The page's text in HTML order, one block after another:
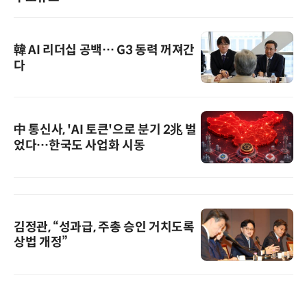
韓 AI 리더십 공백… G3 동력 꺼져간
다
中 통신사, 'AI 토큰'으로 분기 2兆 벌
었다…한국도 사업화 시동
김정관, “성과급, 주총 승인 거치도록
상법 개정”